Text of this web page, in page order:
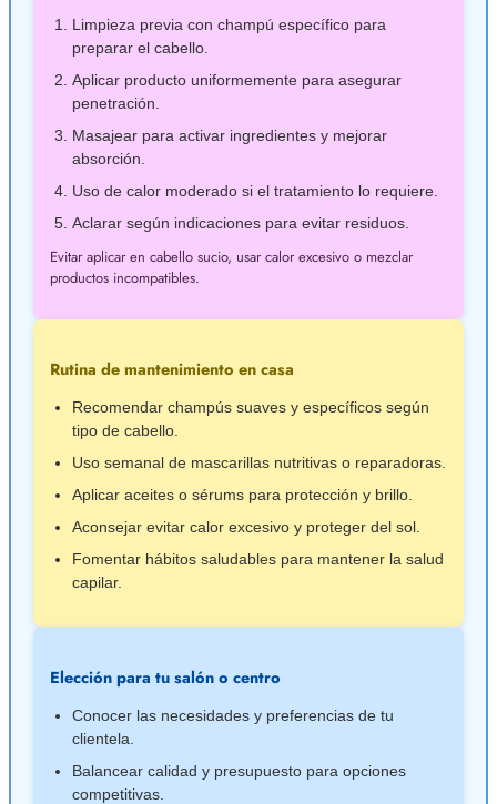
Limpieza previa con champú específico para
preparar el cabello.
Aplicar producto uniformemente para asegurar
penetración.
Masajear para activar ingredientes y mejorar
absorción.
Uso de calor moderado si el tratamiento lo requiere.
Aclarar según indicaciones para evitar residuos.
Evitar aplicar en cabello sucio, usar calor excesivo o mezclar
productos incompatibles.
Rutina de mantenimiento en casa
Recomendar champús suaves y específicos según
tipo de cabello.
Uso semanal de mascarillas nutritivas o reparadoras.
Aplicar aceites o sérums para protección y brillo.
Aconsejar evitar calor excesivo y proteger del sol.
Fomentar hábitos saludables para mantener la salud
capilar.
Elección para tu salón o centro
Conocer las necesidades y preferencias de tu
clientela.
Balancear calidad y presupuesto para opciones
competitivas.